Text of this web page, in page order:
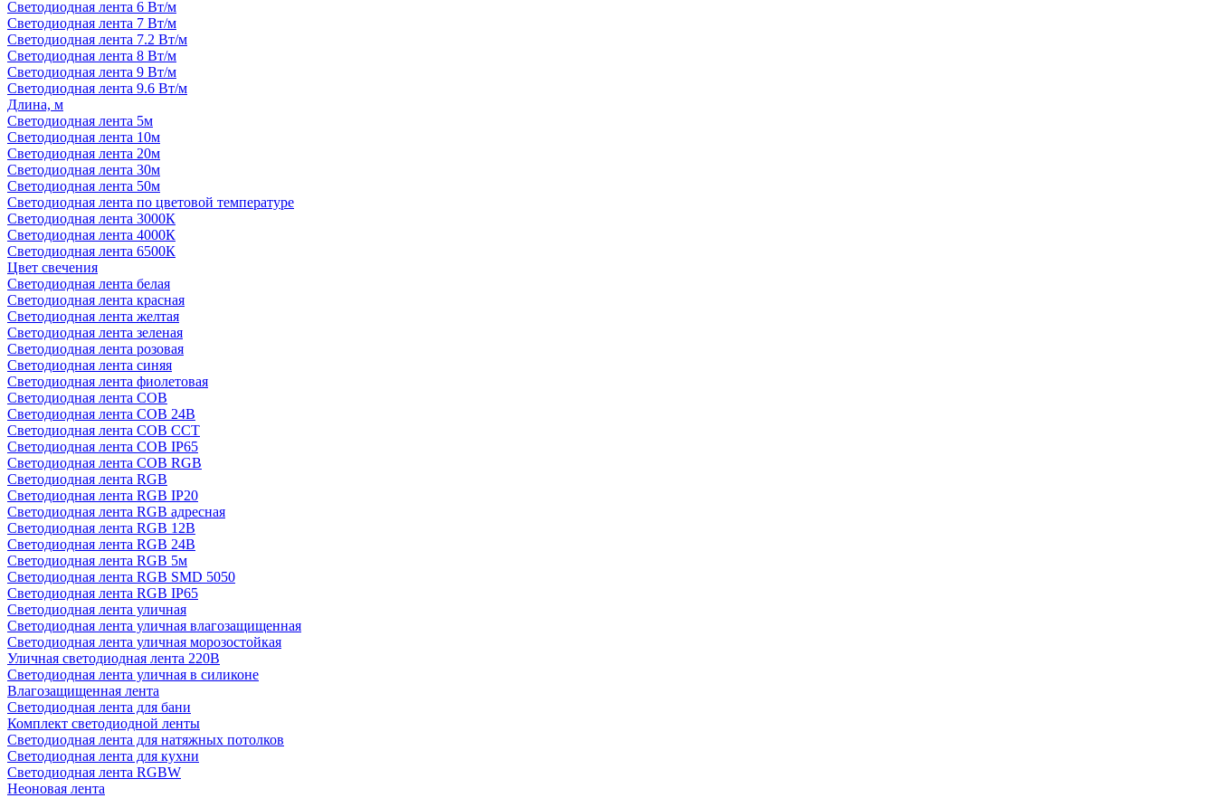
Светодиодная лента 6 Вт/м
Светодиодная лента 7 Вт/м
Светодиодная лента 7.2 Вт/м
Светодиодная лента 8 Вт/м
Светодиодная лента 9 Вт/м
Светодиодная лента 9.6 Вт/м
Длина, м
Светодиодная лента 5м
Светодиодная лента 10м
Светодиодная лента 20м
Светодиодная лента 30м
Светодиодная лента 50м
Светодиодная лента по цветовой температуре
Светодиодная лента 3000К
Светодиодная лента 4000К
Светодиодная лента 6500К
Цвет свечения
Светодиодная лента белая
Светодиодная лента красная
Светодиодная лента желтая
Светодиодная лента зеленая
Светодиодная лента розовая
Светодиодная лента синяя
Светодиодная лента фиолетовая
Светодиодная лента COB
Светодиодная лента COB 24В
Светодиодная лента COB CCT
Светодиодная лента COB IP65
Светодиодная лента COB RGB
Светодиодная лента RGB
Светодиодная лента RGB IP20
Светодиодная лента RGB адресная
Светодиодная лента RGB 12В
Светодиодная лента RGB 24В
Светодиодная лента RGB 5м
Светодиодная лента RGB SMD 5050
Светодиодная лента RGB IP65
Светодиодная лента уличная
Светодиодная лента уличная влагозащищенная
Светодиодная лента уличная морозостойкая
Уличная светодиодная лента 220В
Светодиодная лента уличная в силиконе
Влагозащищенная лента
Светодиодная лента для бани
Комплект светодиодной ленты
Светодиодная лента для натяжных потолков
Светодиодная лента для кухни
Светодиодная лента RGBW
Неоновая лента